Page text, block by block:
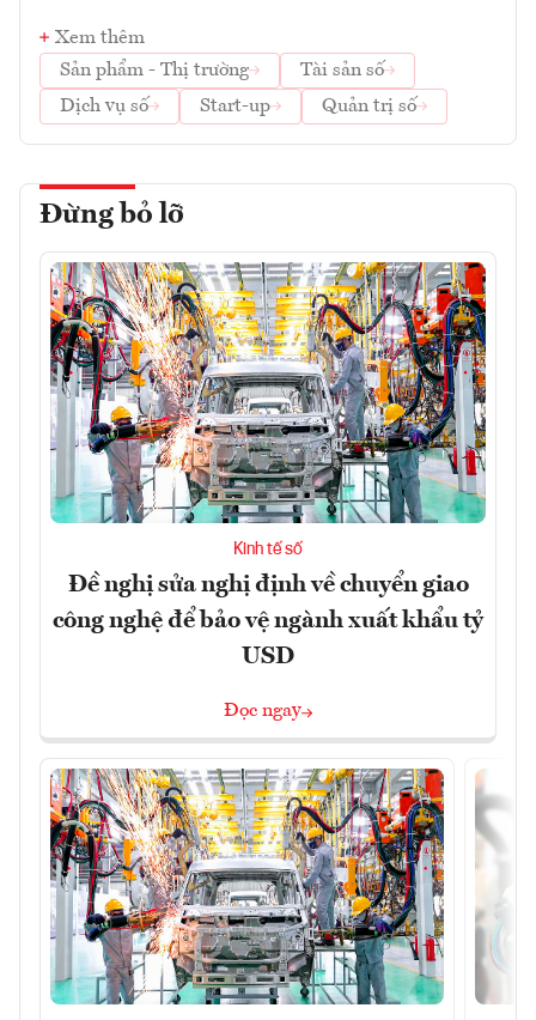
Xem thêm
Sản phẩm - Thị trường
Tài sản số
Dịch vụ số
Start-up Quản trị số
Đừng bỏ lỡ
Kinh tế số
Đề nghị sửa nghị định về chuyển giao
công nghệ để bảo vệ ngành xuất khẩu tỷ
USD
Đọc ngay